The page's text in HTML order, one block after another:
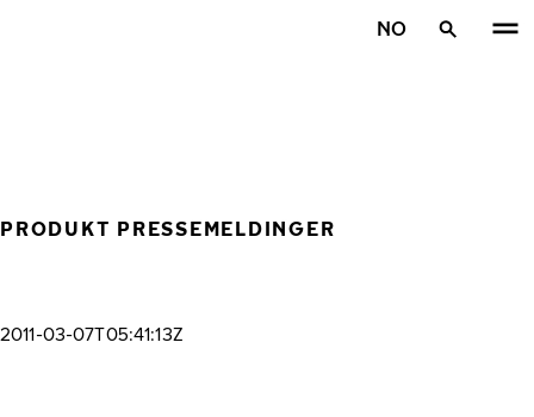
NO
PRODUKT PRESSEMELDINGER
2011-03-07T05:41:13Z